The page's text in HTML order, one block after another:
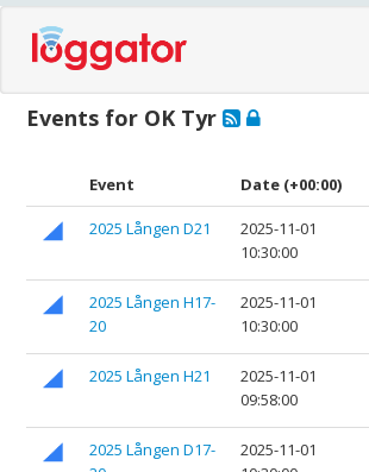
Features
Hardware
Partners
Contact
Log in
Events for OK Tyr
Event Date (+00:00)
2025 Lången D21
2025-11-01
10:30:00
2025 Lången H17-
20
2025-11-01
10:30:00
2025 Lången H21
2025-11-01
09:58:00
2025 Lången D17-
2025-11-01